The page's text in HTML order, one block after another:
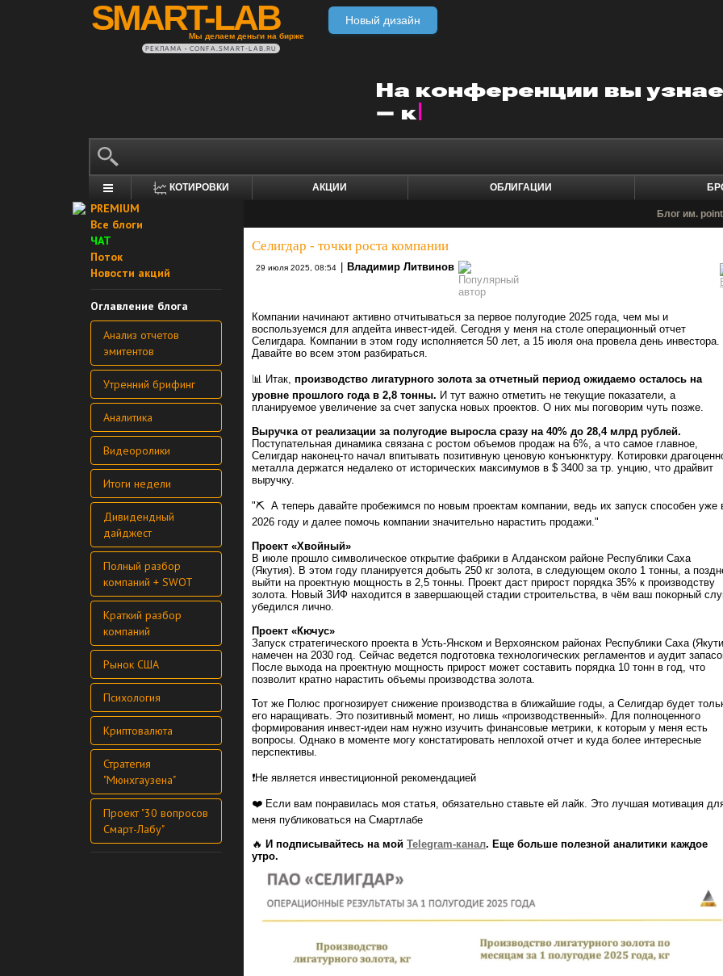
SMART-LAB
Мы делаем деньги на бирже
Новый дизайн
РЕКЛАМА • CONFA.SMART-LAB.RU
КОТИРОВКИ АКЦИИ ОБЛИГАЦИИ
PREMIUM
Все блоги
ЧАТ
Поток
Новости акций
Оглавление блога
Анализ отчетов
эмитентов
Утренний брифинг
Аналитика
Видеоролики
Итоги недели
Дивидендный
дайджест
Полный разбор
компаний + SWOT
Краткий разбор
компаний
Рынок США
Психология
Криптовалюта
Стратегия
"Мюнхгаузена"
Проект "30 вопросов
Смарт-Лабу"
Блог им.
Селигдар - точки роста компании
29 июля 2025, 08:54 Владимир Литвинов
Компании начинают активно отчитываться за первое полугодие 2025 года, чем мы и
воспользуемся для апдейта инвест-идей. Сегодня у меня на столе операционный отчет
Селигдара. Компании в этом году исполняется 50 лет, а 15 июля она провела день инвестора.
Давайте во всем этом разбираться.
📊 Итак, производство лигатурного золота за отчетный период ожидаемо осталось на
уровне прошлого года в 2,8 тонны. И тут важно отметить не текущие показатели, а
планируемое увеличение за счет запуска новых проектов. О них мы поговорим чуть позже.
Выручка от реализации за полугодие выросла сразу на 40% до 28,4 млрд рублей.
Поступательная динамика связана с ростом объемов продаж на 6%, а что самое главное,
Селигдар наконец-то начал впитывать позитивную ценовую конъюнктуру. Котировки
металла держатся недалеко от исторических максимумов в $ 3400 за тр. унцию, что драйвит
выручку.
"⛏ А теперь давайте пробежимся по новым проектам компании, ведь их запуск способен уже
2026 году и далее помочь компании значительно нарастить продажи."
Проект «Хвойный»
В июле прошло символическое открытие фабрики в Алданском районе Республики Саха
(Якутия). В этом году планируется добыть 250 кг золота, в следующем около 1 тонны, а
выйти на проектную мощность в 2,5 тонны. Проект даст прирост порядка 35% к производству
золота. Новый ЗИФ находится в завершающей стадии строительства, в чём ваш покорный
убедился лично.
Проект «Кючус»
Запуск стратегического проекта в Усть-Янском и Верхоянском районах Республики Саха
намечен на 2030 год. Сейчас ведется подготовка технологических регламентов и аудит
После выхода на проектную мощность прирост может составить порядка 10 тонн в год, что
позволит кратно нарастить объемы производства золота.
Тот же Полюс прогнозирует снижение производства в ближайшие годы, а Селигдар будет
его наращивать. Это позитивный момент, но лишь «производственный». Для полноценного
формирования инвест-идеи нам нужно изучить финансовые метрики, к которым у меня есть
вопросы. Однако в моменте могу констатировать неплохой отчет и куда более интересные
перспективы.
❗️Не является инвестиционной рекомендацией
❤️ Если вам понравилась моя статья, обязательно ставьте ей лайк. Это лучшая мотивация
меня публиковаться на Смартлабе
🔥 И подписывайтесь на мой Telegram-канал. Еще больше полезной аналитики каждое
утро.